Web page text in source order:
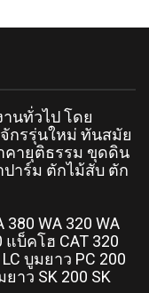
านทั่วไป โดย
กรรุ่นใหม่ ทันสมัย
คายุติธรรม ขุดดิน
าร์ม ตักไม้สับ ตัก
WA 320 WA
แบ็คโฮ CAT 320
บูมยาว PC 200
าว SK 200 SK